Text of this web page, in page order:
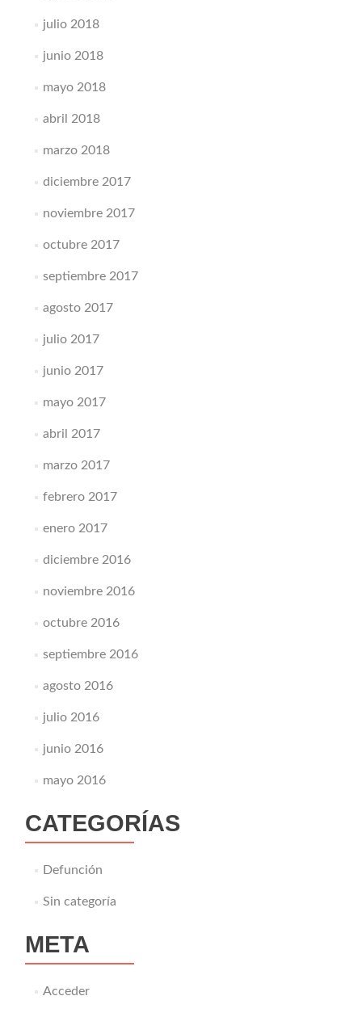
julio 2018
junio 2018
mayo 2018
abril 2018
marzo 2018
diciembre 2017
noviembre 2017
octubre 2017
septiembre 2017
agosto 2017
julio 2017
junio 2017
mayo 2017
abril 2017
marzo 2017
febrero 2017
enero 2017
diciembre 2016
noviembre 2016
octubre 2016
septiembre 2016
agosto 2016
julio 2016
junio 2016
mayo 2016
CATEGORÍAS
Defunción
Sin categoría
META
Acceder